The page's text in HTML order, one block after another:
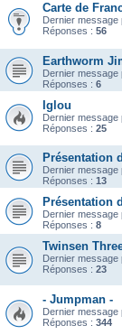
Carte de
Dernier message
Réponses : 56
Earthworm
Dernier message
Réponses : 6
Iglou
Dernier message
Réponses : 25
Présentation
Dernier message
Réponses : 13
Présentation
Dernier message
Réponses : 8
Twinsen
Dernier message
Réponses : 23
- Jumpman -
Dernier message
Réponses : 344